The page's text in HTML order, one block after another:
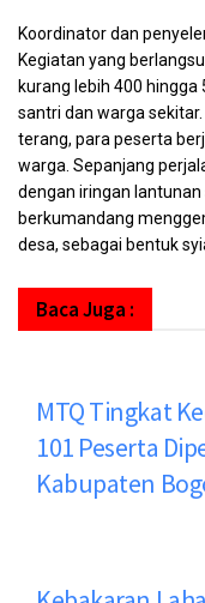
Koordinator dan
Kegiatan yang
kurang lebih 400
santri dan warga
terang, para peserta
warga. Sepanjang
dengan iringan
berkumandang
desa, sebagai bentuk
Baca Juga :
MTQ Tingkat
101 Peserta
Kabupaten